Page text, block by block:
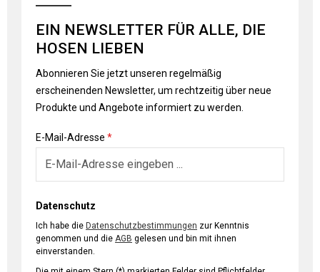
EIN NEWSLETTER FÜR ALLE, DIE
HOSEN LIEBEN
Abonnieren Sie jetzt unseren regelmäßig
erscheinenden Newsletter, um rechtzeitig über neue
Produkte und Angebote informiert zu werden.
E-Mail-Adresse *
Datenschutz
Ich habe die Datenschutzbestimmungen
genommen und die AGB
einverstanden.